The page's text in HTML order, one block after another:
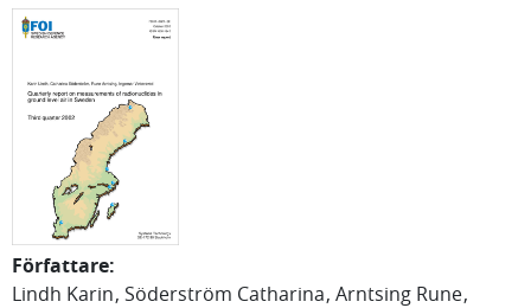
Författare:
Lindh Karin Söderström Catharina Arntsing Rune